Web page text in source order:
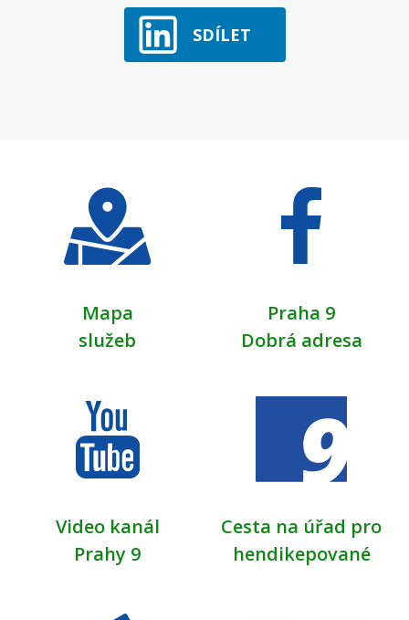
SDÍLET
Mapa
služeb
Praha 9
Dobrá adresa
Video kanál
Prahy 9
Cesta na úřad pro
hendikepované